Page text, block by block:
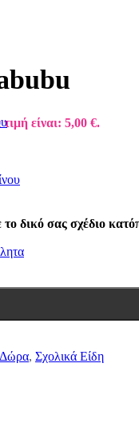
είναι: 5,00 €.
δικό σας σχέδιο
, Σχολικά Είδη